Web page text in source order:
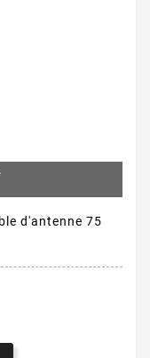
d'antenne 75